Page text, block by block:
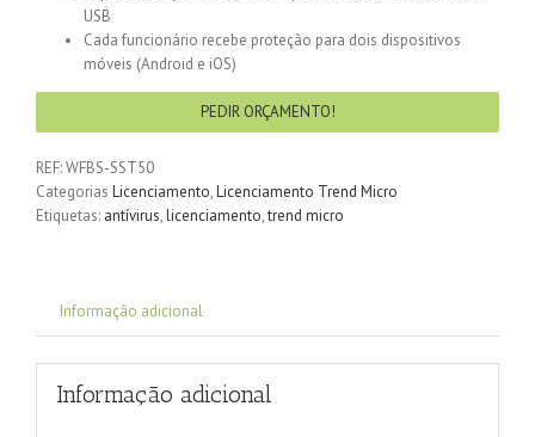
USB
Cada funcionário recebe proteção para dois dispositivos
móveis (Android e iOS)
PEDIR ORÇAMENTO!
REF:WFBS-SST50
Categorias Licenciamento,Licenciamento Trend Micro
Etiquetas: antívirus,licenciamento,trend micro
Informação adicional
Informação adicional